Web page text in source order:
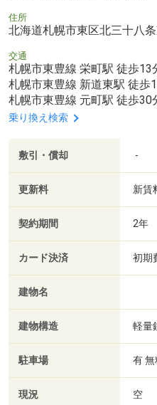
住所
北海道札幌市東区北三十八
交通
札幌市東豊線 栄町駅 徒歩13
札幌市東豊線 新道東駅 徒歩
札幌市東豊線 元町駅 徒歩30
乗り換え検索
敷引・償却 -
更新料 新賃
契約期間 2年
カード決済 初期
建物名
建物構造 軽量
駐車場 有 無
現況 空